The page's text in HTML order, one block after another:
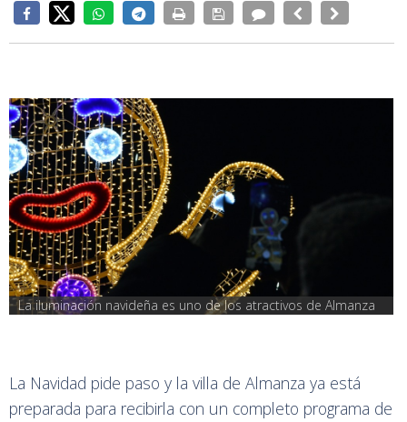
La iluminación navideña es uno de los atractivos de Almanza
La Navidad pide paso y la villa de Almanza ya está
preparada para recibirla con un completo programa de